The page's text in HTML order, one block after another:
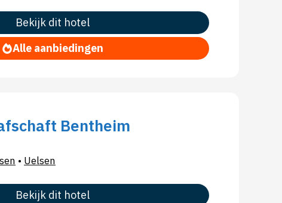
Bekijk dit hotel
Alle aanbiedingen
Bentheim
• Uelsen
Bekijk dit hotel